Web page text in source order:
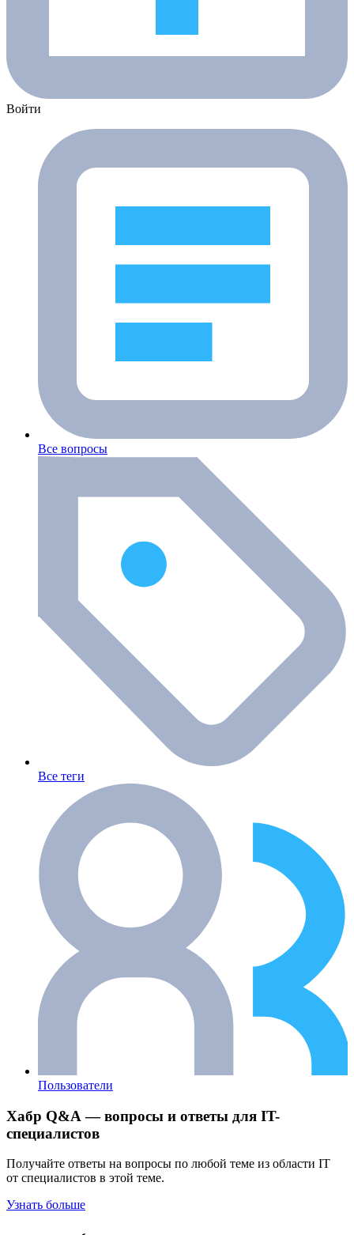
Войти
Все вопросы
Все теги
Пользователи
Хабр Q&A — вопросы и ответы для IT-
специалистов
Получайте ответы на вопросы по любой теме из области IT
от специалистов в этой теме.
Узнать больше